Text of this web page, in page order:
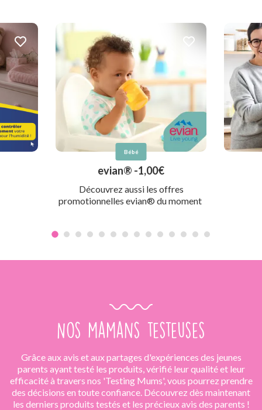
Bébé
evian® -1,00€
Découvrez aussi les offres
promotionnelles evian® du moment ​
Nos mamans testeuses
Grâce aux avis et aux partages d'expériences des jeunes
parents ayant testé les produits, vérifié leur qualité et leur
efficacité à travers nos 'Testing Mums', vous pourrez prendre
des décisions en toute confiance. Découvrez dès maintenant
les derniers produits testés et les précieux avis des parents !